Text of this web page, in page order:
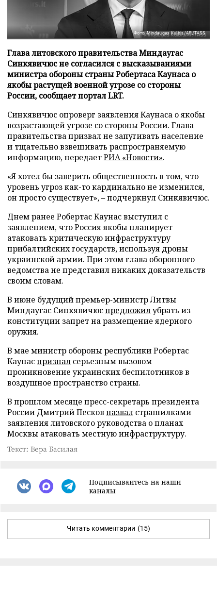
Фото: Mindaugas Kulbis/AP/TASS
Глава литовского правительства Миндаугас
Синкявичюс не согласился с высказываниями
министра обороны страны Робертаса Каунаса о
якобы растущей военной угрозе со стороны
России, сообщает портал LRT.
Синкявичюс опроверг заявления Каунаса о якобы
возрастающей угрозе со стороны России. Глава
правительства призвал не запугивать население
и тщательно взвешивать распространяемую
информацию, передаетРИА «Новости».
«Я хотел бы заверить общественность в том, что
уровень угроз как-то кардинально не изменился,
он просто существует», – подчеркнул Синкявичюс.
Днем ранее Робертас Каунас выступил с
заявлением, что Россия якобы планирует
атаковать критическую инфраструктуру
прибалтийских государств, используя дроны
украинской армии. При этом глава оборонного
ведомства не представил никаких доказательств
своим словам.
В июне будущий премьер-министр Литвы
Миндаугас Синкявичюспредложилубрать из
конституции запрет на размещение ядерного
оружия.
В мае министр обороны республики Робертас
Каунаспризнал серьезным вызовом
проникновение украинских беспилотников в
воздушное пространство страны.
В прошлом месяце пресс-секретарь президента
России Дмитрий Песков назвал страшилками
заявления литовского руководства о планах
Москвы атаковать местную инфраструктуру.
Текст: Вера Басилая
Подписывайтесь на наши
каналы
Читать комментарии (15)